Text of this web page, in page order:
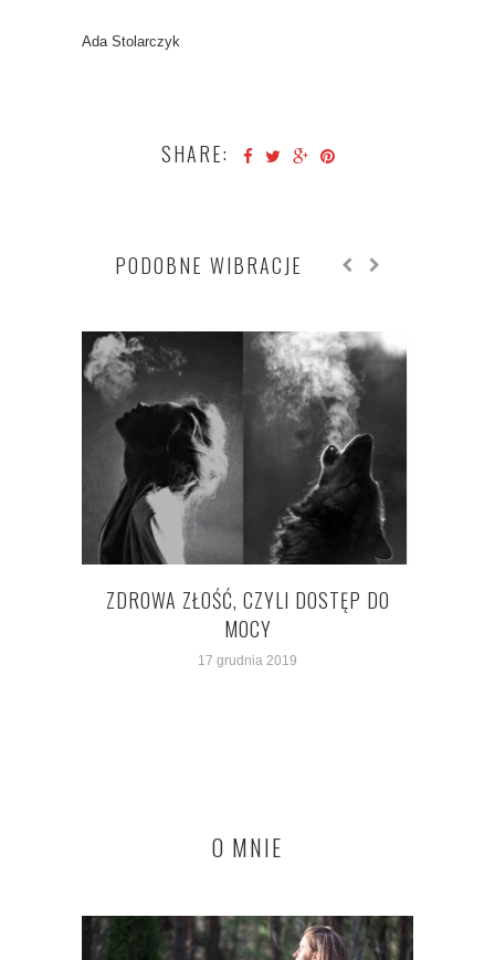
Ada Stolarczyk
SHARE:
PODOBNE WIBRACJE
ZDROWA ZŁOŚĆ, CZYLI DOSTĘP DO
MOCY
17 grudnia 2019
O MNIE